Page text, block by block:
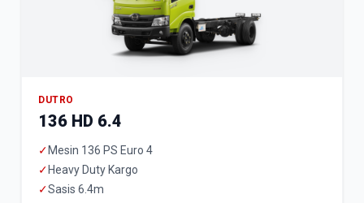
DUTRO
136 HD 6.4
✓ Mesin 136 PS Euro 4
✓ Heavy Duty Kargo
✓Sasis 6.4m